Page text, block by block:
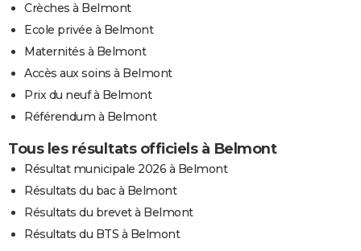
Crèches à Belmont
Ecole privée à Belmont
Maternités à Belmont
Accès aux soins à Belmont
Prix du neuf à Belmont
Référendum à Belmont
Tous les résultats officiels à Belmont
Résultat municipale 2026 à Belmont
Résultats du bac à Belmont
Résultats du brevet à Belmont
Résultats du BTS à Belmont